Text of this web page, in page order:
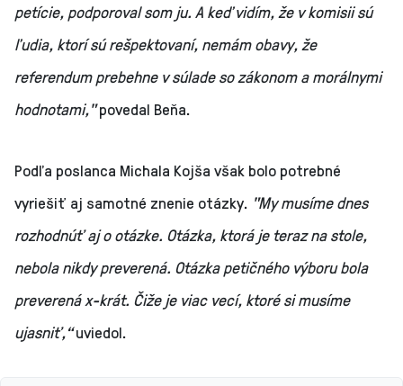
petície, podporoval som ju. A keď vidím, že v komisii sú
ľudia, ktorí sú rešpektovaní, nemám obavy, že
referendum prebehne v súlade so zákonom a morálnymi
hodnotami,"povedal Beňa.
Podľa poslanca Michala Kojša však bolo potrebné
vyriešiť aj samotné znenie otázky. "My musíme dnes
rozhodnúť aj o otázke. Otázka, ktorá je teraz na stole,
nebola nikdy preverená. Otázka petičného výboru bola
preverená x-krát. Čiže je viac vecí, ktoré si musíme
ujasniť,“uviedol.